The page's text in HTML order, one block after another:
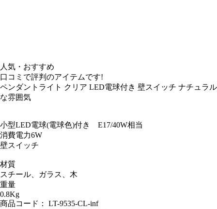
人気・おすすめ
口コミで評判のアイテムです!
ペンダントライト クリア LED電球付き 壁スイッチ ナチュラル
な雰囲気
小型LED電球(電球色)付き E17/40W相当
消費電力6W
壁スイッチ
材質
スチール、ガラス、木
重量
0.8Kg
商品コード： LT-9535-CL-inf